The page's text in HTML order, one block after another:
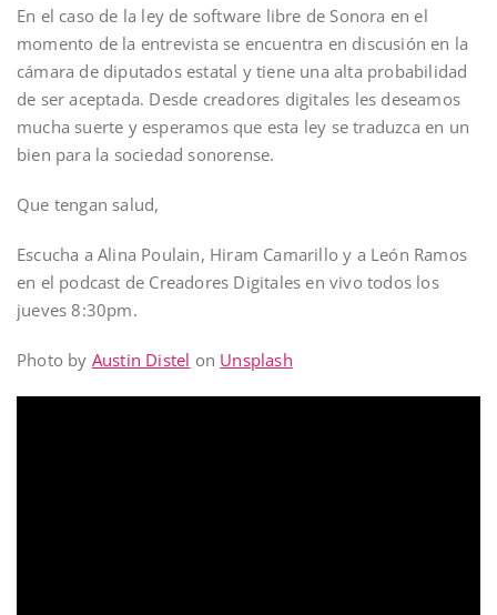
En el caso de la ley de software libre de Sonora en el
momento de la entrevista se encuentra en discusión en la
cámara de diputados estatal y tiene una alta probabilidad
de ser aceptada. Desde creadores digitales les deseamos
mucha suerte y esperamos que esta ley se traduzca en un
bien para la sociedad sonorense.
Que tengan salud,
Escucha a Alina Poulain, Hiram Camarillo y a León Ramos
en el podcast de Creadores Digitales en vivo todos los
jueves 8:30pm.
Photo by Austin Distel on Unsplash